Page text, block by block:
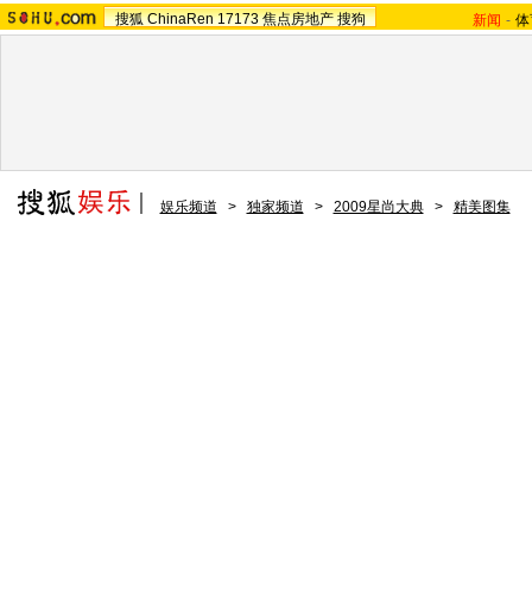
搜狐 ChinaRen 17173 焦点房地产 搜狗 新闻 -
娱乐频道 > 独家频道 > 2009星尚大典 > 精美图集